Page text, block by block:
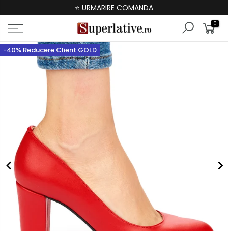
⭐ URMARIRE COMANDA
0
-40% Reducere Client GOLD